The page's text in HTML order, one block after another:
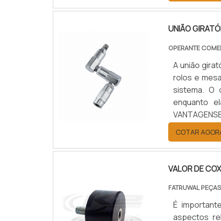
UNIÃO
OPERANTE
A união
rolos e
sistema. O
enquanto
qualquer
redução
processo
trata de um
entrar em
COTAR
VALOR DE
FATRUWAL
É
aspectos